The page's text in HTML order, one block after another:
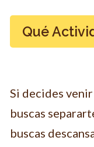
Qué
Si decides venir
buscas
buscas